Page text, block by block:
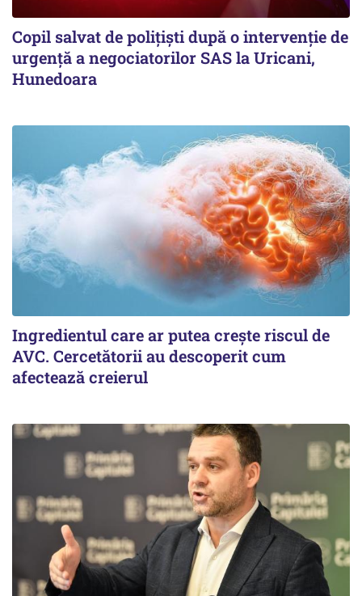
Copil salvat de polițiști după o intervenție de
urgență a negociatorilor SAS la Uricani,
Hunedoara
Ingredientul care ar putea crește riscul de
AVC. Cercetătorii au descoperit cum
afectează creierul